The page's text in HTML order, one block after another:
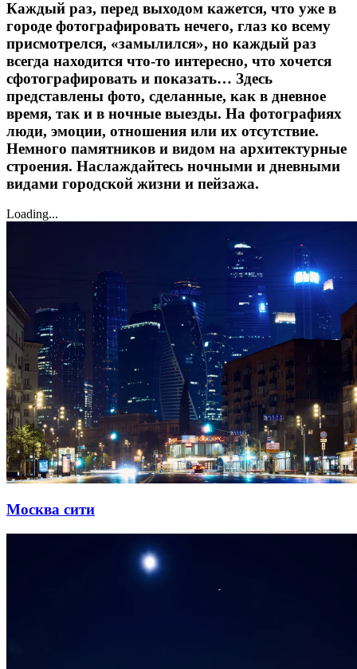
Каждый раз, перед выходом кажется, что уже в
городе фотографировать нечего, глаз ко всему
присмотрелся, «замылился», но каждый раз
всегда находится что-то интересно, что хочется
сфотографировать и показать… Здесь
представлены фото, сделанные, как в дневное
время, так и в ночные выезды. На фотографиях
люди, эмоции, отношения или их отсутствие.
Немного памятников и видом на архитектурные
строения. Наслаждайтесь ночными и дневными
видами городской жизни и пейзажа.
Loading...
Москва сити